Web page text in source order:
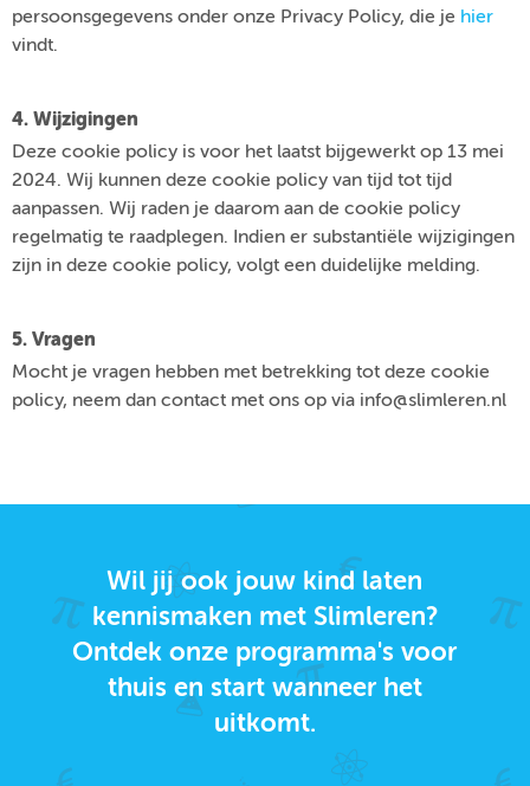
persoonsgegevens onder onze Privacy Policy, die je hier
vindt.
4. Wijzigingen
Deze cookie policy is voor het laatst bijgewerkt op 13 mei
2024. Wij kunnen deze cookie policy van tijd tot tijd
aanpassen. Wij raden je daarom aan de cookie policy
regelmatig te raadplegen. Indien er substantiële wijzigingen
zijn in deze cookie policy, volgt een duidelijke melding.
5. Vragen
Mocht je vragen hebben met betrekking tot deze cookie
policy, neem dan contact met ons op via info@slimleren.nl
Wil jij ook jouw kind laten
kennismaken met Slimleren?
Ontdek onze programma's voor
thuis en start wanneer het
uitkomt.